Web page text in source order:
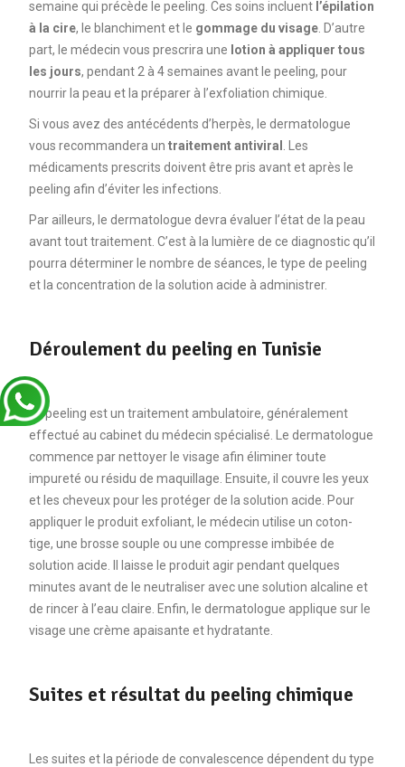
semaine qui précède le peeling. Ces soins incluent l’épilation
à la cire, le blanchiment et le gommage du visage. D’autre
part, le médecin vous prescrira une lotion à appliquer tous
les jours, pendant 2 à 4 semaines avant le peeling, pour
nourrir la peau et la préparer à l’exfoliation chimique.
Si vous avez des antécédents d’herpès, le dermatologue
vous recommandera un traitement antiviral
. Les
médicaments prescrits doivent être pris avant et après le
peeling afin d’éviter les infections.
Par ailleurs, le dermatologue devra évaluer l’état de la peau
avant tout traitement. C’est à la lumière de ce diagnostic qu’il
pourra déterminer le nombre de séances, le type de peeling
et la concentration de la solution acide à administrer.
Déroulement du peeling en Tunisie
Le peeling est un traitement ambulatoire, généralement
effectué au cabinet du médecin spécialisé. Le dermatologue
commence par nettoyer le visage afin éliminer toute
impureté ou résidu de maquillage. Ensuite, il couvre les yeux
et les cheveux pour les protéger de la solution acide. Pour
appliquer le produit exfoliant, le médecin utilise un coton-
tige, une brosse souple ou une compresse imbibée de
solution acide. Il laisse le produit agir pendant quelques
minutes avant de le neutraliser avec une solution alcaline et
de rincer à l’eau claire. Enfin, le dermatologue applique sur le
visage une crème apaisante et hydratante.
Suites et résultat du peeling chimique
Les suites et la période de convalescence dépendent du type